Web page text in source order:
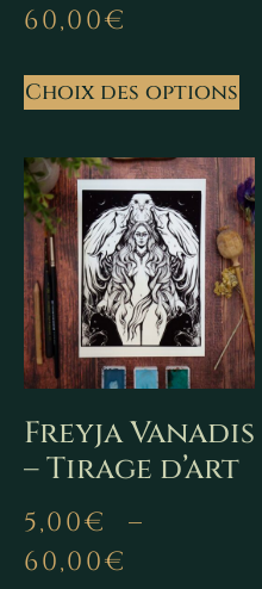
60,00€
Choix des options
Freyja Vanadis
– Tirage d’art
5,00€
–
60,00€